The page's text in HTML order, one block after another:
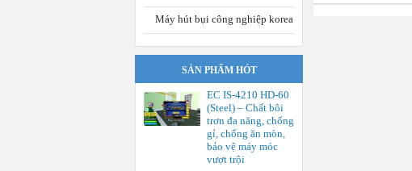
Máy hút bụi công nghiệp korea
SẢN PHẨM HÓT
EC IS-4210 HD-60
(Steel) – Chất bôi
trơn đa năng, chống
gỉ, chống ăn mòn,
bảo vệ máy móc
vượt trội